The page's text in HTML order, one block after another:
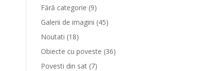
Fără categorie (9)
Galerii de imagini (45)
Noutati (18)
Obiecte cu poveste (36)
Povesti din sat (7)